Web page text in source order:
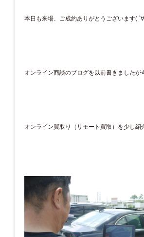
本日も来場、ご成約ありがとうございます(
オンライン商談のブログを以前書きましたが
オンライン買取り（リモート買取）を少し紹